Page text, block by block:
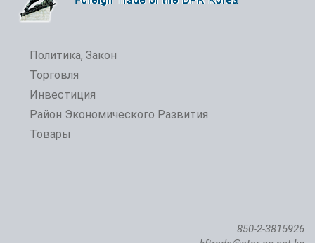
Политика, Закон
Торговля
Инвестиция
Район Экономического Развития
Товары
850-2-3815926